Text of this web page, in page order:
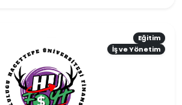
Eğitim
İş ve Yönetim